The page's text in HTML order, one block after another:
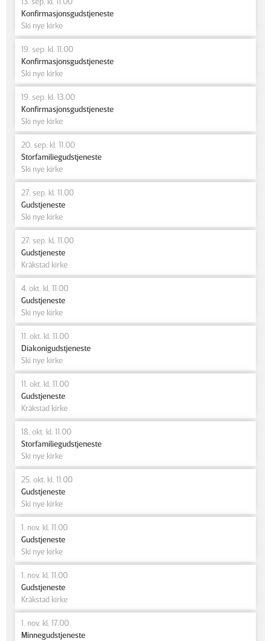
Konfirmasjonsgudstjeneste
Ski nye kirke
19. sep. kl. 11.00
Konfirmasjonsgudstjeneste
Ski nye kirke
19. sep. kl. 13.00
Konfirmasjonsgudstjeneste
Ski nye kirke
20. sep. kl. 11.00
Storfamiliegudstjeneste
Ski nye kirke
27. sep. kl. 11.00
Gudstjeneste
Ski nye kirke
27. sep. kl. 11.00
Gudstjeneste
Kråkstad kirke
4. okt. kl. 11.00
Gudstjeneste
Ski nye kirke
11. okt. kl. 11.00
Diakonigudstjeneste
Ski nye kirke
11. okt. kl. 11.00
Gudstjeneste
Kråkstad kirke
18. okt. kl. 11.00
Storfamiliegudstjeneste
Ski nye kirke
25. okt. kl. 11.00
Gudstjeneste
Ski nye kirke
1. nov. kl. 11.00
Gudstjeneste
Ski nye kirke
1. nov. kl. 11.00
Gudstjeneste
Kråkstad kirke
1. nov. kl. 17.00
Minnegudstjeneste